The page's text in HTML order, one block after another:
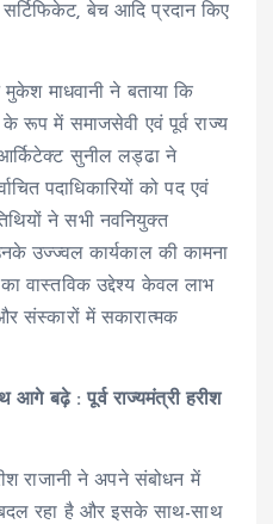
सर्टिफिकेट, बेच आदि प्रदान किए
माधवानी ने बताया कि
रूप में समाजसेवी एवं पूर्व राज्य
आर्किटेक्ट सुनील लड्ढा ने
पदाधिकारियों को पद एवं
ने सभी नवनियुक्त
उज्ज्वल कार्यकाल की कामना
वास्तविक उद्देश्य केवल लाभ
संस्कारों में सकारात्मक
बढ़े : पूर्व राज्यमंत्री हरीश
राजानी ने अपने संबोधन में
रहा है और इसके साथ-साथ